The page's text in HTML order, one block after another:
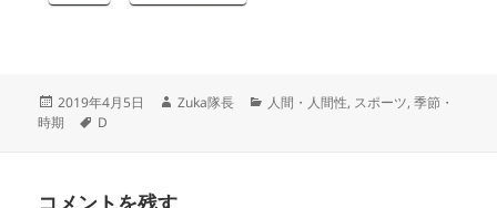
投
稿
2019年4月5日
作
Zuka隊長
カ
人間・人間性, スポーツ,季節・
時期
タ
D